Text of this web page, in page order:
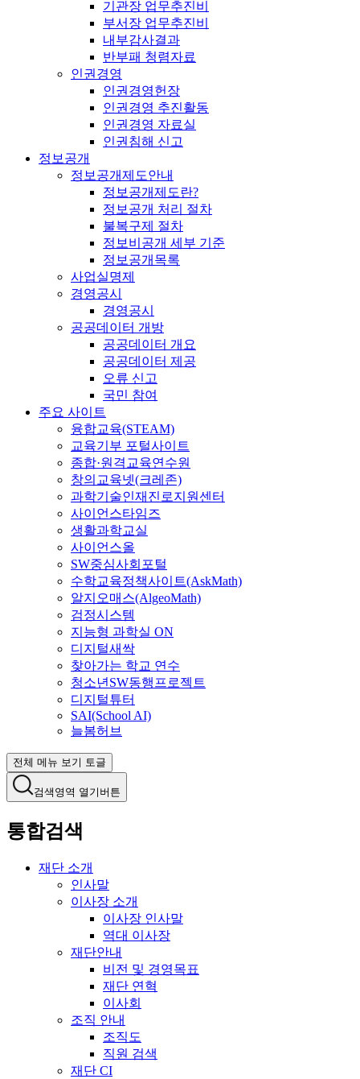
기관장 업무추진비
부서장 업무추진비
내부감사결과
반부패 청렴자료
인권경영
인권경영헌장
인권경영 추진활동
인권경영 자료실
인권침해 신고
정보공개
정보공개제도안내
정보공개제도란?
정보공개 처리 절차
불복구제 절차
정보비공개 세부 기준
정보공개목록
사업실명제
경영공시
경영공시
공공데이터 개방
공공데이터 개요
공공데이터 제공
오류 신고
국민 참여
주요 사이트
융합교육(STEAM)
교육기부 포털사이트
종합·원격교육연수원
창의교육넷(크레존)
과학기술인재진로지원센터
사이언스타임즈
생활과학교실
사이언스올
SW중심사회포털
수학교육정책사이트(AskMath)
알지오매스(AlgeoMath)
검정시스템
지능형 과학실 ON
디지털새싹
찾아가는 학교 연수
청소년SW동행프로젝트
디지털튜터
SAI(School AI)
늘봄허브
전체 메뉴 보기 토글
검색영역 열기버튼
통합검색
재단 소개
인사말
이사장 소개
이사장 인사말
역대 이사장
재단안내
비전 및 경영목표
재단 연혁
이사회
조직 안내
조직도
직원 검색
재단 CI